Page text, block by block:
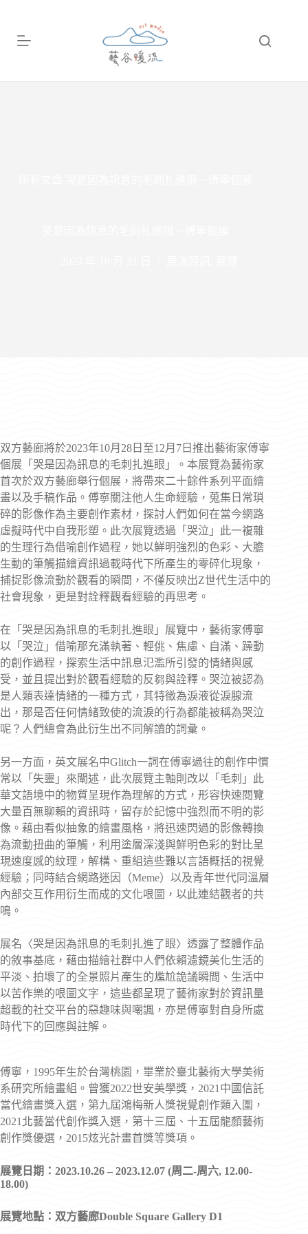
双方藝廊將於2023年10月28日至12月7日推出藝術家傅寧
個展「哭是因為訊息的毛刺扎進眼」。本展覽為藝術家
首次於双方藝廊舉行個展，將帶來二十餘件系列平面繪
畫以及手稿作品。傅寧關注他人生命經驗，蒐集日常瑣
碎的影像作為主要創作素材，探討人們如何在當今網路
虛擬時代中自我形塑。此次展覽透過「哭泣」此一複雜
的生理行為借喻創作過程，她以鮮明強烈的色彩、大膽
生動的筆觸描繪資訊過載時代下所產生的零碎化現象，
捕捉影像流動於觀看的瞬間，不僅反映出Z世代生活中的
社會現象，更是對詮釋觀看經驗的再思考。
在「哭是因為訊息的毛刺扎進眼」展覽中，藝術家傅寧
以「哭泣」借喻那充滿執著、輕佻、焦慮、自滿、躁動
的創作過程，探索生活中訊息氾濫所引發的情緒與感
受，並且提出對於觀看經驗的反芻與詮釋。哭泣被認為
是人類表達情緒的一種方式，其特徵為淚液從淚腺流
出，那是否任何情緒致使的流淚的行為都能被稱為哭泣
呢？人們總會為此衍生出不同解讀的詞彙。
另一方面，英文展名中Glitch一詞在傅寧過往的創作中慣
常以「失靈」來闡述，此次展覽主軸則改以「毛刺」此
華文語境中的物質呈現作為理解的方式，形容快速閱覽
大量百無聊賴的資訊時，留存於記憶中強烈而不明的影
像。藉由看似抽象的繪畫風格，將迅速閃過的影像轉換
為流動扭曲的筆觸，利用塗層深淺與鮮明色彩的對比呈
現速度感的紋理，解構、重組這些難以言語概括的視覺
經驗；同時結合網路迷因（Meme）以及青年世代同溫層
內部交互作用衍生而成的文化哏圖，以此連結觀者的共
鳴。
展名〈哭是因為訊息的毛刺扎進了眼〉透露了整體作品
的敘事基底，藉由描繪社群中人們依賴濾鏡美化生活的
平淡、拍壞了的全景照片產生的尷尬詭譎瞬間、生活中
以苦作樂的哏圖文字，這些都呈現了藝術家對於資訊量
超載的社交平台的惡趣味與嘲諷，亦是傅寧對自身所處
時代下的回應與註解。
傅寧，1995年生於台灣桃園，畢業於臺北藝術大學美術
系研究所繪畫組。曾獲2022世安美學獎，2021中國信託
當代繪畫獎入選，第九屆鴻梅新人獎視覺創作類入圍，
2021北藝當代創作獎入選，第十三屆、十五屆龍顏藝術
創作獎優選，2015炫光計畫首獎等獎項。
展覽日期：2023.10.26 – 2023.12.07 (周二-周六, 12.00-
18.00)
展覽地點：双方藝廊Double Square Gallery D1